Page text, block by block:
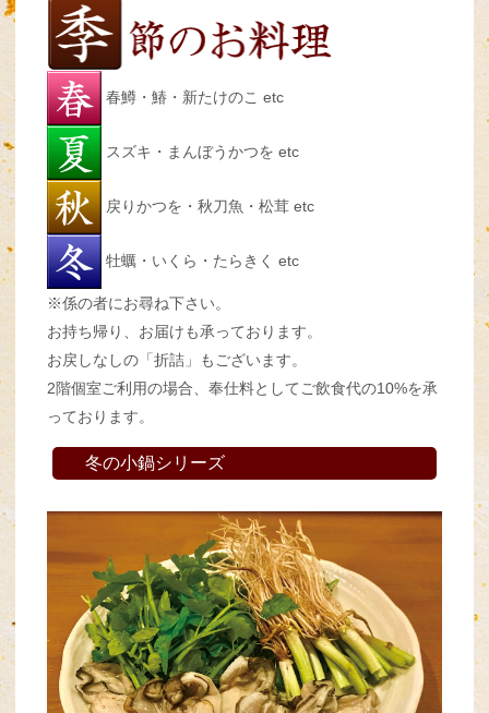
春鱒・鰆・新たけのこ etc
スズキ・まんぼうかつを etc
戻りかつを・秋刀魚・松茸 etc
牡蠣・いくら・たらきく etc
※係の者にお尋ね下さい。
お持ち帰り、お届けも承っております。
お戻しなしの「折詰」もございます。
2階個室ご利用の場合、奉仕料としてご飲食代の10%を承
っております。
冬の小鍋シリーズ